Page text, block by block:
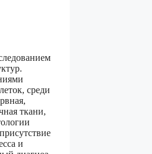
среди
ткани,
и